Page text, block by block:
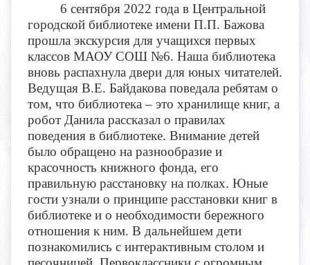
6 сентября 2022 года в Центральной
городской библиотеке имени П.П. Бажова
прошла экскурсия для учащихся первых
классов МАОУ СОШ №6. Наша библиотека
вновь распахнула двери для юных читателей.
Ведущая В.Е. Байдакова поведала ребятам о
том, что библиотека – это хранилище книг, а
робот Данила рассказал о правилах
поведения в библиотеке. Внимание детей
было обращено на разнообразие и
красочность книжного фонда, его
правильную расстановку на полках. Юные
гости узнали о принципе расстановки книг в
библиотеке и о необходимости бережного
отношения к ним. В дальнейшем дети
познакомились с интерактивным столом и